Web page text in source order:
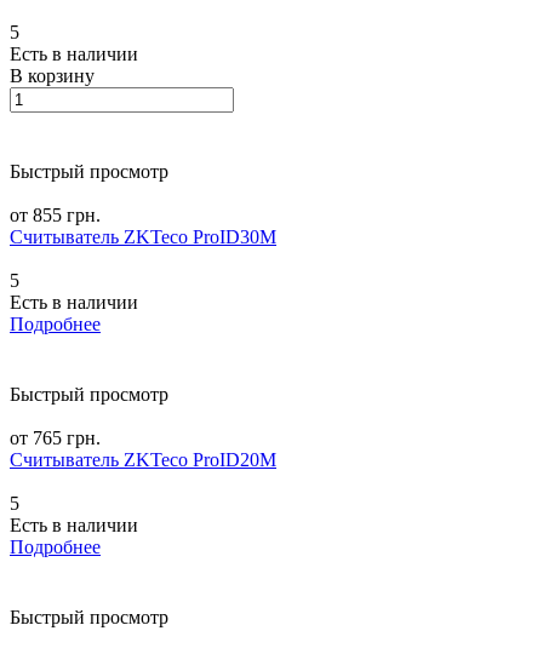
5
Есть в наличии
В корзину
Быстрый просмотр
от 855 грн.
Считыватель ZKTeco ProID30M
5
Есть в наличии
Подробнее
Быстрый просмотр
от 765 грн.
Считыватель ZKTeco ProID20M
5
Есть в наличии
Подробнее
Быстрый просмотр